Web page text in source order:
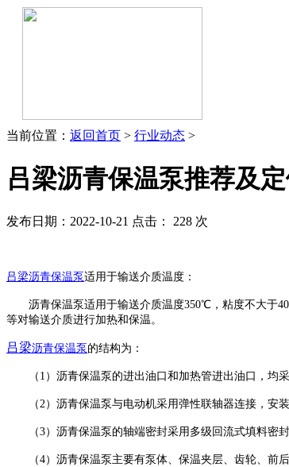
当前位置： 返回首页 > 行业动态 >
吕梁沥青保温泵推荐及
发布日期：2022-10-21 点击： 228 次
吕梁沥青保温泵适用于输送介质温度 ：
沥青保温泵适用于输送介质温度350℃，粘度不大于
等对输送介质进行加热和保温。
吕梁沥青保温泵 的结构为：
（ 1）沥青保温泵的进出油口和加热管进出油口，均
（2）沥青保温泵与电动机采用弹性联轴器连接，安装
（3）沥青保温泵的轴端密封采用多级回流式填料密封
（4）沥青保温泵主要有泵体、保温夹层、齿轮、前